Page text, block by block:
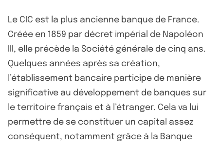
Le CIC est la plus ancienne banque de France.
Créée en 1859 par décret impérial de Napoléon
III, elle précède la Société générale de cinq ans.
Quelques années après sa création,
l’établissement bancaire participe de manière
significative au développement de banques sur
le territoire français et à l’étranger. Cela va lui
permettre de se constituer un capital assez
conséquent, notamment grâce à la Banque